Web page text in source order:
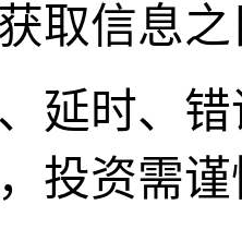
取信息
延时、
投资需